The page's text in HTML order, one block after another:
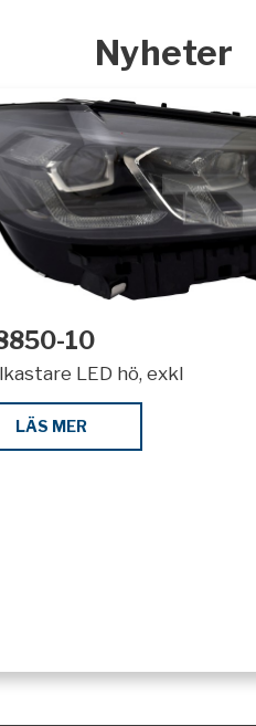
Nyheter
10
LED hö, exkl
LÄS MER